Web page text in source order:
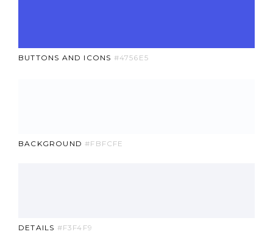
BUTTONS AND ICONS #4756E5
BACKGROUND#FBFCFE
DETAILS #F3F4F9